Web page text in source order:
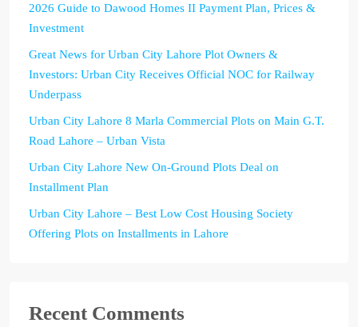
2026 Guide to Dawood Homes II Payment Plan, Prices &
Investment
Great News for Urban City Lahore Plot Owners &
Investors: Urban City Receives Official NOC for Railway
Underpass
Urban City Lahore 8 Marla Commercial Plots on Main G.T.
Road Lahore – Urban Vista
Urban City Lahore New On-Ground Plots Deal on
Installment Plan
Urban City Lahore – Best Low Cost Housing Society
Offering Plots on Installments in Lahore
Recent Comments